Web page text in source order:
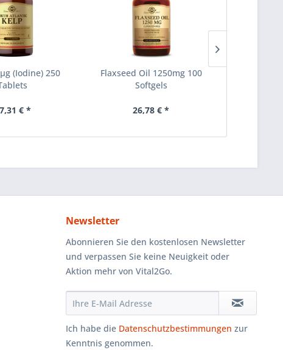
(Iodine) 250
€ *
Flaxseed Oil 1250mg 100
Softgels
26,78 € *
Newsletter
Abonnieren Sie den kostenlosen Newsletter
und verpassen Sie keine Neuigkeit oder
Aktion mehr von Vital2Go.
Ich habe die Datenschutzbestimmungen zur
Kenntnis genommen.